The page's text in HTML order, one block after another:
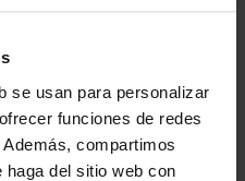
se usan para personalizar
funciones de redes
compartimos
del sitio web con
músico de formación
de su carrera dentro del
de composición
y teatrales y, además,